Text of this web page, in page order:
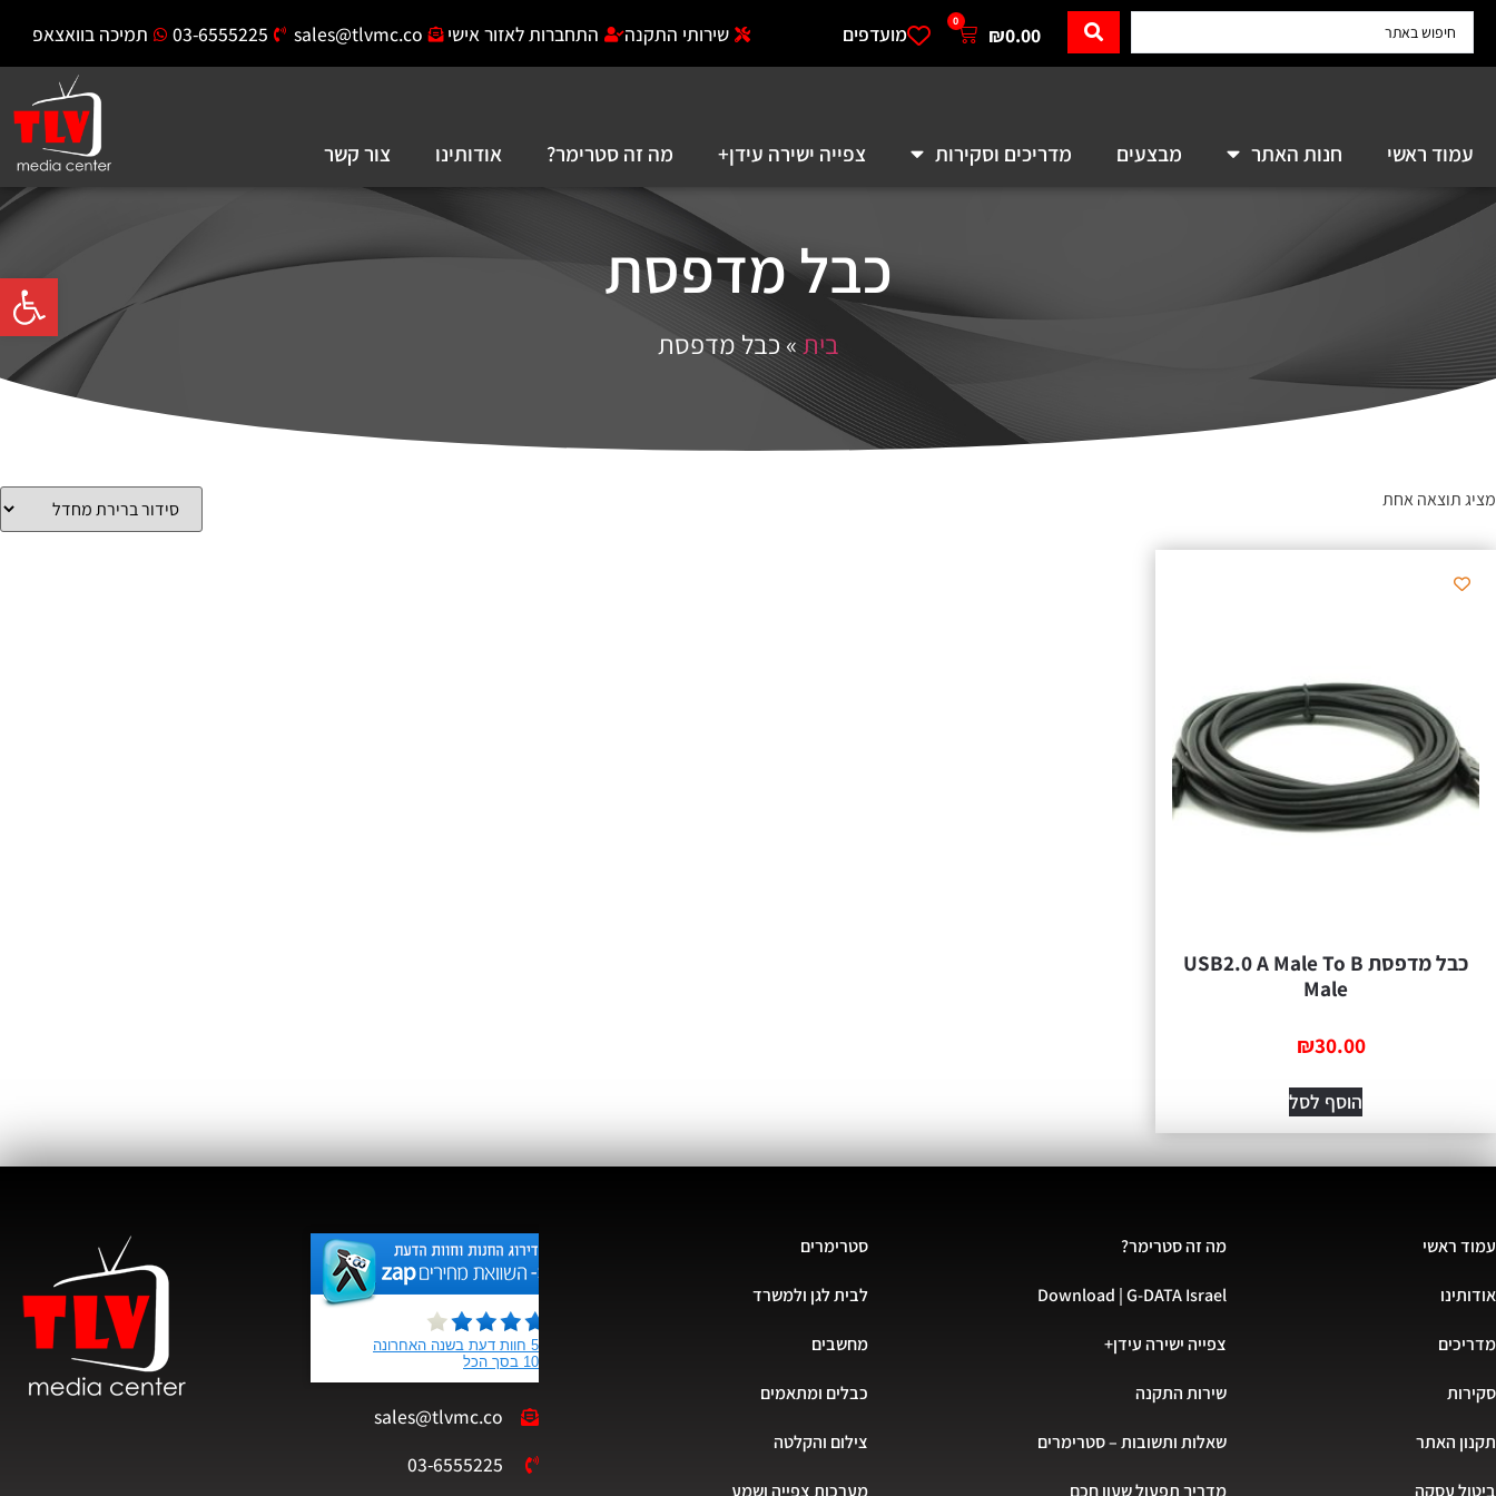
פתח
₪0.00
0
מועדפים שירותי התקנה התחברות לאזור אישי sales@tlvmc.co
03-6555225 תמיכה בוואצאפ
עמוד ראשי חנות האתר מבצעים מדריכים וסקירות צפייה ישירה עידן+ מה זה סטרימר? אודותינו צור קשר
כבל מדפסת
בית»כבל מדפסת
מציג תוצאה אחת
כבל מדפסת USB2.0 A Male To B
Male
₪30.00
הוסף לסל
עמוד ראשי
אודותינו
מדריכים
סקירות
תקנון האתר
ביטול עסקה
מה זה סטרימר?
Download | G-DATA Israel
צפייה ישירה עידן+
שירות התקנה
שאלות ותשובות – סטרימרים
מדריך תפעול שעון חכם
סטרימרים
לבית לגן ולמשרד
מחשבים
כבלים ומתאמים
צילום והקלטה
מערכות צפייה ושמע
sales@tlvmc.co
03-6555225